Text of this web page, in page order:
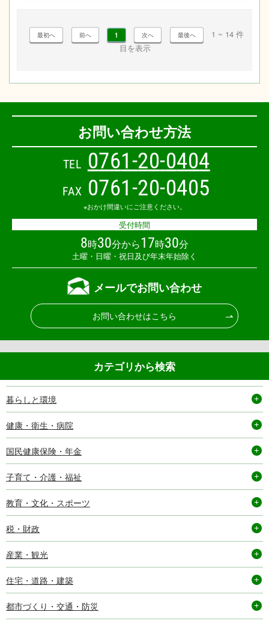
1
1 ~ 14 件
目を表示
お問い合わせ方法
TEL 0761-20-0404
FAX 0761-20-0405
※おかけ間違いにご注意ください。
受付時間
8時30分から17時30分
土曜・日曜・祝日及び年末年始除く
メールでお問い合わせ
お問い合わせはこちら
カテゴリから検索
暮らしと環境
健康・衛生・病院
国民健康保険・年金
子育て・介護・福祉
教育・文化・スポーツ
税・財政
産業・観光
住宅・道路・建築
都市づくり・交通・防災